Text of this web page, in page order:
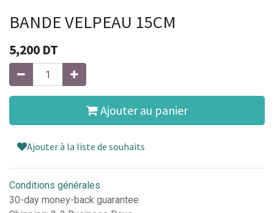
BANDE VELPEAU 15CM
5,200 DT
Ajouter au panier
Ajouter à la liste de souhaits
Conditions générales
30-day money-back guarantee